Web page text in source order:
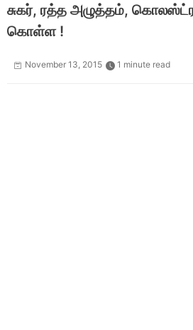
சுகர், ரத்த அழுத்தம்,
கொள்ள !
November 13, 2015 1 minute read